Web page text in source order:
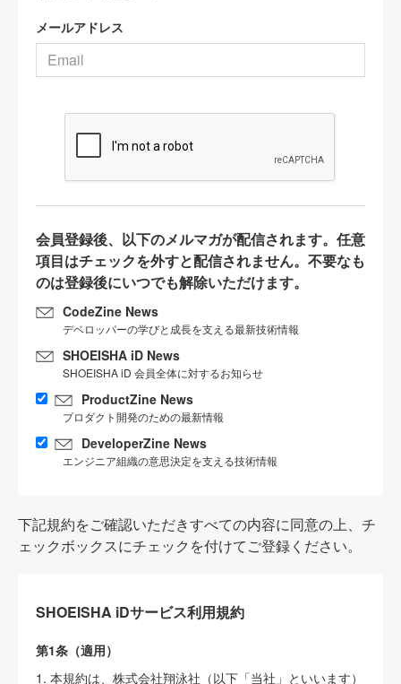
メールアドレス
会員登録後、以下のメルマガが配信されます。任意
項目はチェックを外すと配信されません。不要なも
のは登録後にいつでも解除いただけます。
CodeZine News
デベロッパーの学びと成長を支える最新技術情報
SHOEISHA iD News
SHOEISHA iD 会員全体に対するお知らせ
ProductZine News
プロダクト開発のための最新情報
DeveloperZine News
エンジニア組織の意思決定を支える技術情報
下記規約をご確認いただきすべての内容に同意の上、チ
ェックボックスにチェックを付けてご登録ください。
SHOEISHA iDサービス利用規約
第1条（適用）
1. 本規約は、株式会社翔泳社（以下「当社」といいます）